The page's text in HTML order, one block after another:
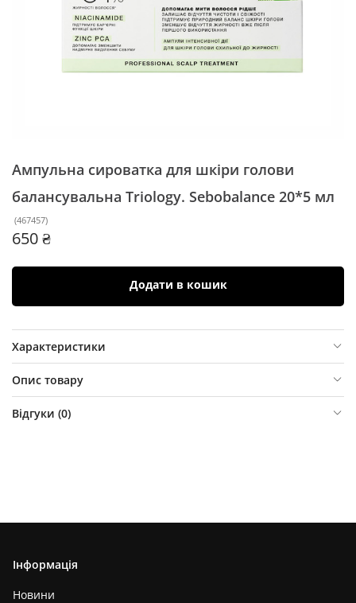
Ампульна сироватка для шкіри голови
балансувальна Triology. Sebobalance 20*5 мл
(467457)
650 ₴
Додати в кошик
Характеристики
Опис товару
Відгуки (0)
Інформація
Новини